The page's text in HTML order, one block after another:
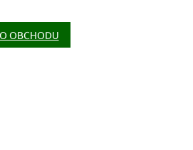
OBCHODU